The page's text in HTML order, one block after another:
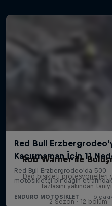
Rob Warner ile
Dağ bisikleti profesyonelleri
fazlasını yakından
2 Sezon · 12 bölüm